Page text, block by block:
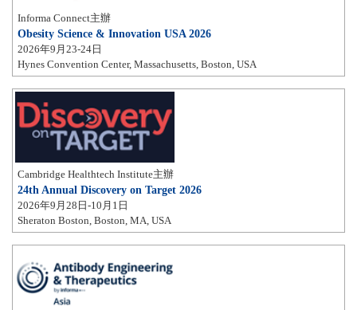
Informa Connect主辦
Obesity Science & Innovation USA 2026
2026年9月23-24日
Hynes Convention Center, Massachusetts, Boston, USA
Cambridge Healthtech Institute主辦
24th Annual Discovery on Target 2026
2026年9月28日-10月1日
Sheraton Boston, Boston, MA, USA